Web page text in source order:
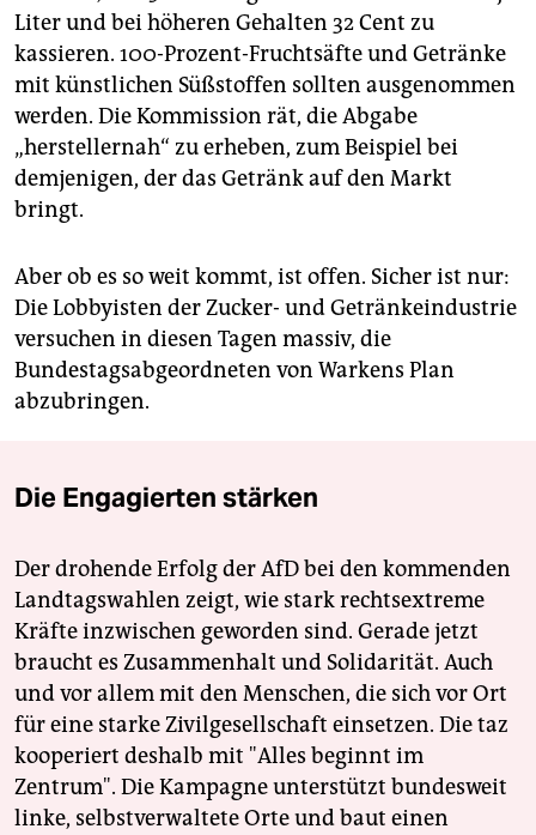
Liter und bei höheren Gehalten 32 Cent zu
kassieren. 100-Prozent-Fruchtsäfte und Getränke
mit künstlichen Süßstoffen sollten ausgenommen
werden. Die Kommission rät, die Abgabe
„herstellernah“ zu erheben, zum Beispiel bei
demjenigen, der das Getränk auf den Markt
bringt.
Aber ob es so weit kommt, ist offen. Sicher ist nur:
Die Lobbyisten der Zucker- und Getränkeindustrie
versuchen in diesen Tagen massiv, die
Bundestagsabgeordneten von Warkens Plan
abzubringen.
Die Engagierten stärken
Der drohende Erfolg der AfD bei den kommenden
Landtagswahlen zeigt, wie stark rechtsextreme
Kräfte inzwischen geworden sind. Gerade jetzt
braucht es Zusammenhalt und Solidarität. Auch
und vor allem mit den Menschen, die sich vor Ort
für eine starke Zivilgesellschaft einsetzen. Die taz
kooperiert deshalb mit "Alles beginnt im
Zentrum". Die Kampagne unterstützt bundesweit
linke, selbstverwaltete Orte und baut einen